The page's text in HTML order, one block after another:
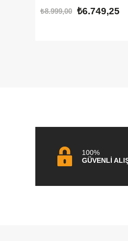
₺8.999,00 ₺6.749,25
100%
GÜVENLİ